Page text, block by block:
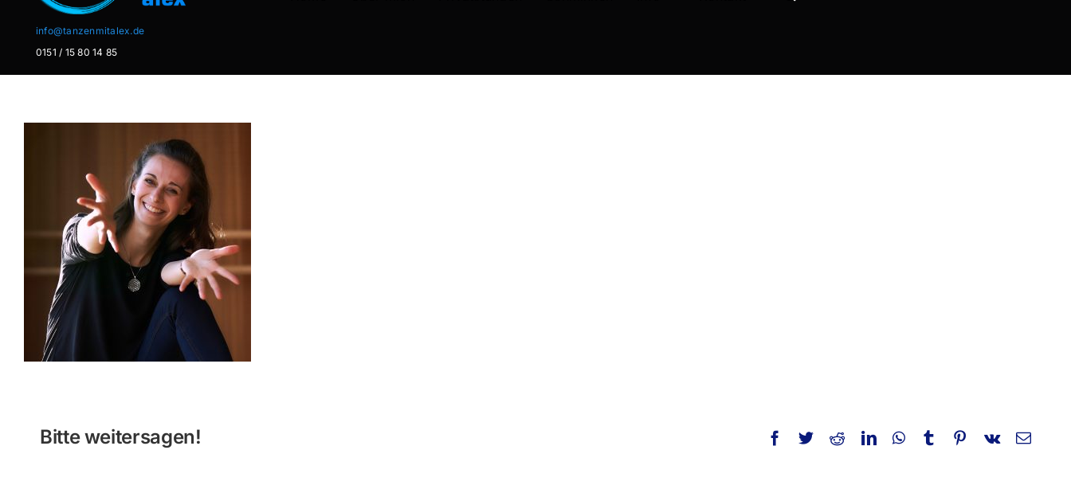
info@tanzenmitalex.de
0151 / 15 80 14 85
Bitte weitersagen! Facebook
TwitterRedditLinkedInWhatsApp
TumblrPinterest
Vk
E-